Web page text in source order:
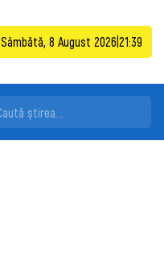
Sâmbătă, 8 August 2026 21:39